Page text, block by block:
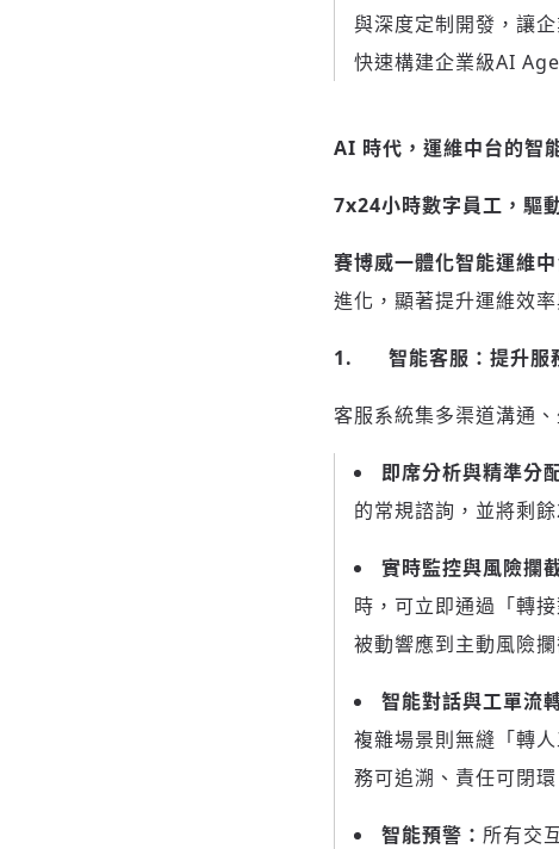
登
輸
與深度定制開發，讓
快速構建企業級AI
AI 時代，運維中台的智
7x24小時數字員工，驅
賽博威一體化智能運維中
進化，顯著提升運維效率
1. 智能客服：提升服
客服系統集多渠道溝通
即席分析與精準分
的常規諮詢，並將剩
實時監控與風險攔
時，可立即通過「轉
被動響應到主動風險攔
智能對話與工單流
複雜場景則無縫「轉
務可追溯、責任可閉環
智能預警： 所有交